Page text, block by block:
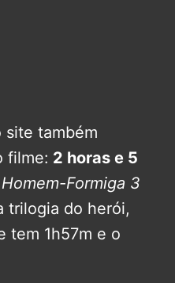
site também
filme: 2 horas e 5
Homem-Formiga 3
trilogia do herói,
tem 1h57m e o